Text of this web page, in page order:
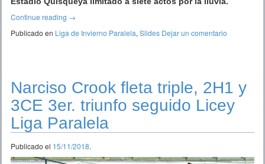
Continue reading →
Publicado en Liga de Invierno Paralela, Slides Dejar un comentario
Narciso Crook fleta triple, 2H1 y
3CE 3er. triunfo seguido Licey
Liga Paralela
Publicado el 15/11/2018.